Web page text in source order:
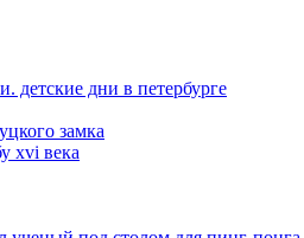
детские дни в петербурге
замка
xvi века